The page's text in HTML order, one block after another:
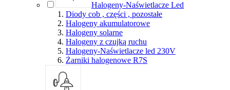
Halogeny-Naświetlacze Led
Diody cob , części , pozostałe
Halogeny akumulatorowe
Halogeny solarne
Halogeny z czujką ruchu
Halogeny-Naświetlacze led 230V
Żarniki halogenowe R7S